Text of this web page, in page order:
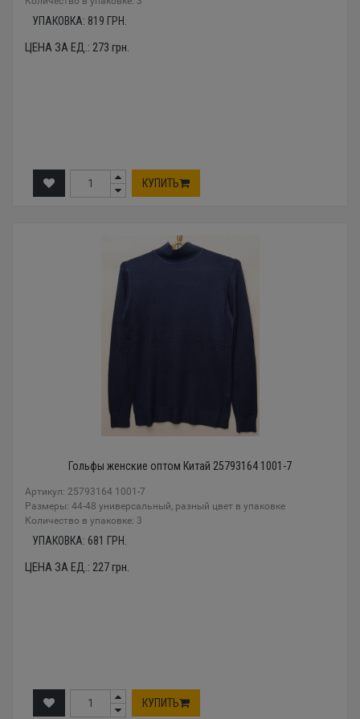
УПАКОВКА: 819 ГРН.
ЦЕНА ЗА ЕД.: 273 грн.
КУПИТЬ
Гольфы женские оптом Китай 25793164 1001-7
Артикул: 25793164 1001-7
Размеры: 44-48 универсальный, разный цвет в упаковке
Количество в упаковке: 3
УПАКОВКА: 681 ГРН.
ЦЕНА ЗА ЕД.: 227грн.
КУПИТЬ